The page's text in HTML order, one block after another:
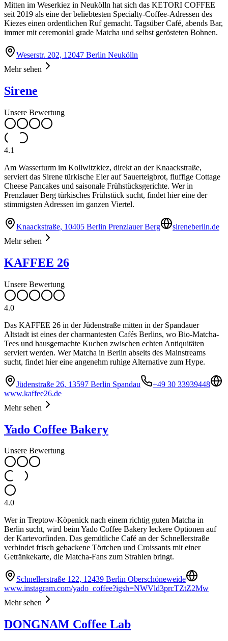
Mitten im Weserkiez in Neukölln hat sich das KETORI COFFEE
seit 2019 als eine der beliebtesten Specialty-Coffee-Adressen des
Kiezes einen ordentlichen Ruf gemacht. Tagsüber Café, abends Bar,
immer mit ceremonial grade Matcha und selbst gerösteten Bohnen.
Weserstr. 202, 12047 Berlin Neukölln
Mehr sehen
Sirene
Unsere Bewertung
4.1
Am Wasserturm im Kollwitzkiez, direkt an der Knaackstraße,
serviert das Sirene türkische Eier auf Sauerteigbrot, fluffige Cottage
Cheese Pancakes und saisonale Frühstücksgerichte. Wer in
Prenzlauer Berg türkisches Frühstück sucht, findet hier eine der
stimmigsten Adressen im ganzen Viertel.
Knaackstraße, 10405 Berlin Prenzlauer Berg
sireneberlin.de
Mehr sehen
KAFFEE 26
Unsere Bewertung
4.0
Das KAFFEE 26 in der Jüdenstraße mitten in der Spandauer
Altstadt ist eines der charmantesten Cafés Berlins, wo Bio-Matcha-
Tees und hausgemachte Kuchen zwischen echten Antiquitäten
serviert werden. Wer Matcha in Berlin abseits des Mainstreams
sucht, findet hier eine angenehm ruhige Alternative zum Hype.
Jüdenstraße 26, 13597 Berlin Spandau
+49 30 33939448
www.kaffee26.de
Mehr sehen
Yado Coffee Bakery
Unsere Bewertung
4.0
Wer in Treptow-Köpenick nach einem richtig guten Matcha in
Berlin sucht, wird beim Yado Coffee Bakery leckere Optionen auf
der Kartevorfinden. Das gemütliche Café an der Schnellerstraße
verbindet frisch gebackene Törtchen und Croissants mit einer
Getränkekarte, die Matcha-Fans zum Strahlen bringt.
Schnellerstraße 122, 12439 Berlin Oberschöneweide
www.instagram.com/yado_coffee?igsh=NWVld3prcTZtZ2Mw
Mehr sehen
DONGNAM Coffee Lab